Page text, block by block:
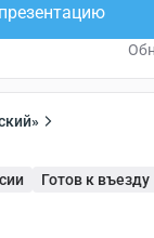
Готов к въезду